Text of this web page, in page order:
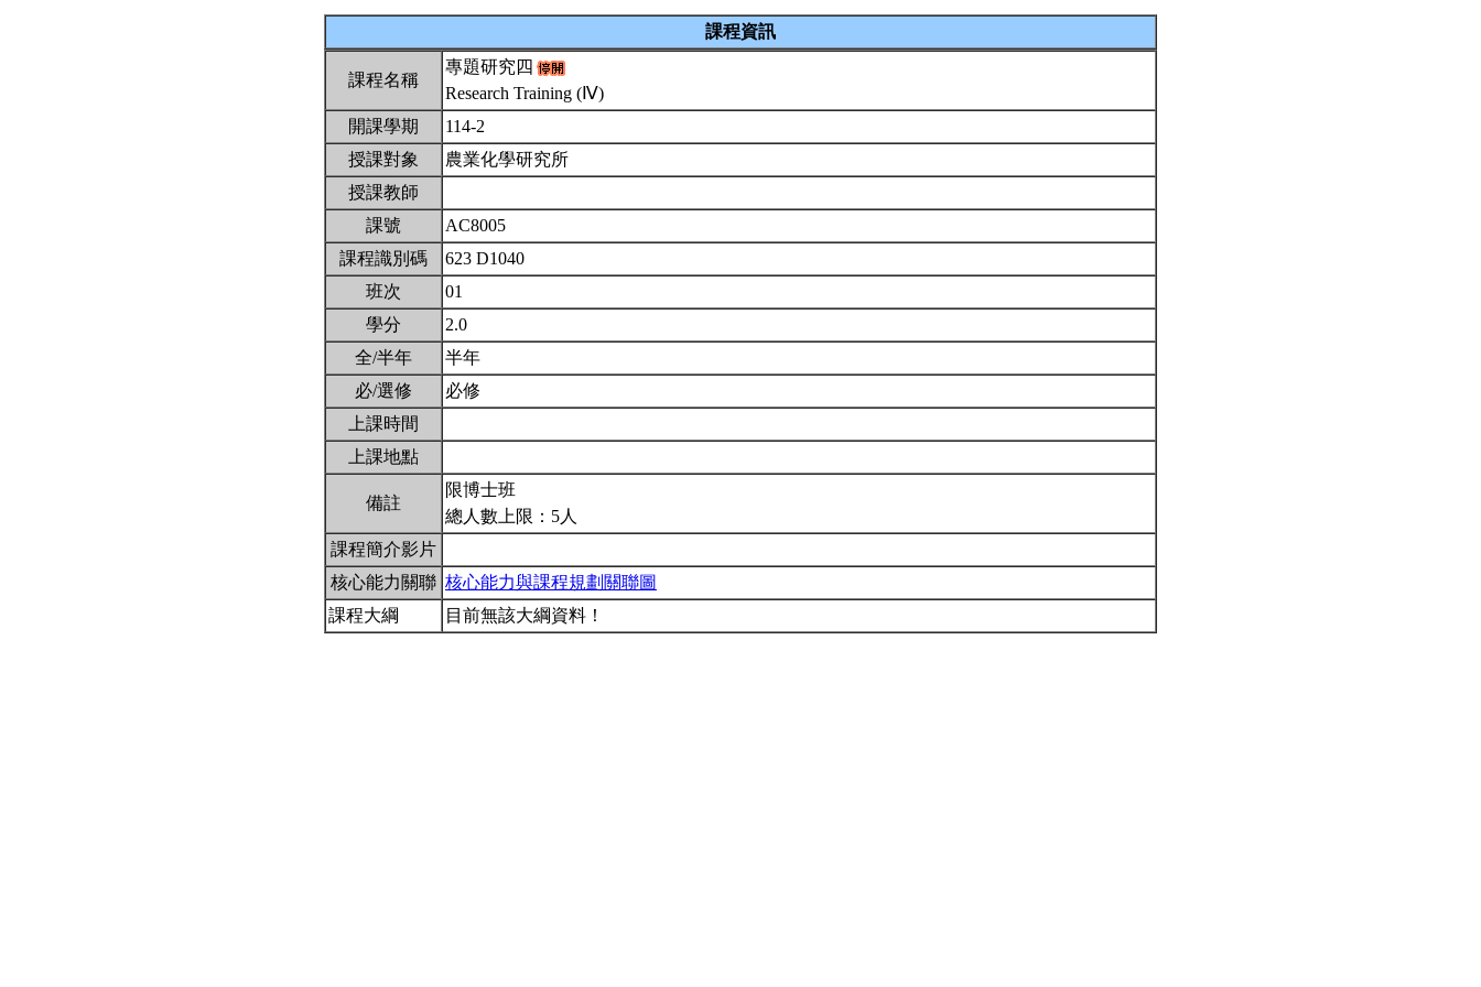
課程資訊
課程名稱
專題研究四
Research Training (Ⅳ)
開課學期
114-2
授課對象
農業化學研究所
授課教師
課號
AC8005
課程識別碼
623 D1040
班次
01
學分
2.0
全/半年
半年
必/選修
必修
上課時間
上課地點
備註
限博士班
總人數上限：5人
課程簡介影片
核心能力關聯 核心能力與課程規劃關聯圖
課程大綱
目前無該大綱資料！